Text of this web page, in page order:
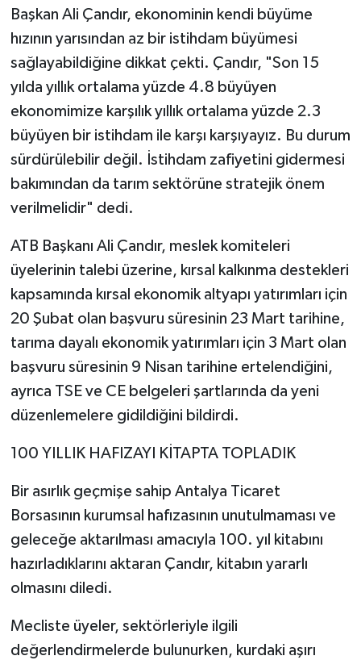
Başkan Ali Çandır, ekonominin kendi büyüme
hızının yarısından az bir istihdam büyümesi
sağlayabildiğine dikkat çekti. Çandır, "Son 15
yılda yıllık ortalama yüzde 4.8 büyüyen
ekonomimize karşılık yıllık ortalama yüzde 2.3
büyüyen bir istihdam ile karşı karşıyayız. Bu durum
sürdürülebilir değil. İstihdam zafiyetini gidermesi
bakımından da tarım sektörüne stratejik önem
verilmelidir" dedi.
ATB Başkanı Ali Çandır, meslek komiteleri
üyelerinin talebi üzerine, kırsal kalkınma destekleri
kapsamında kırsal ekonomik altyapı yatırımları için
20 Şubat olan başvuru süresinin 23 Mart tarihine,
tarıma dayalı ekonomik yatırımları için 3 Mart olan
başvuru süresinin 9 Nisan tarihine ertelendiğini,
ayrıca TSE ve CE belgeleri şartlarında da yeni
düzenlemelere gidildiğini bildirdi.
100 YILLIK HAFIZAYI KİTAPTA TOPLADIK
Bir asırlık geçmişe sahip Antalya Ticaret
Borsasının kurumsal hafızasının unutulmaması ve
geleceğe aktarılması amacıyla 100. yıl kitabını
hazırladıklarını aktaran Çandır, kitabın yararlı
olmasını diledi.
Mecliste üyeler, sektörleriyle ilgili
değerlendirmelerde bulunurken, kurdaki aşırı